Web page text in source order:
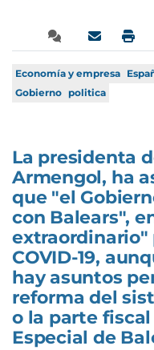
Economía y empresa
Gobierno politica
La presidenta
Armengol, ha
que "el
con Balears",
extraordinario"
COVID-19,
hay asuntos
reforma del
o la parte
Especial de